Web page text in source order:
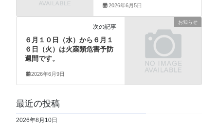
2026年6月5日
お知らせ
次の記事
６月１０日（水）から６月１
６日（火）は火薬類危害予防
週間です。
2026年6月9日
最近の投稿
2026年8月10日